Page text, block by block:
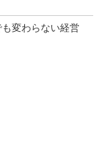
も変わらない経営